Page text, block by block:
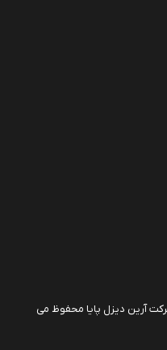
آرین دیزل پایا محفوظ می